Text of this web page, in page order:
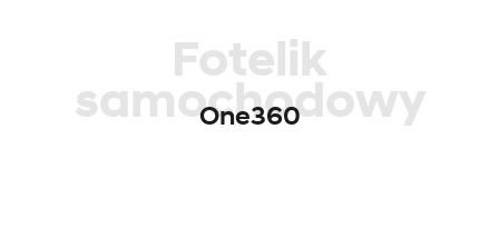
Fotelik
samochodowy
One360